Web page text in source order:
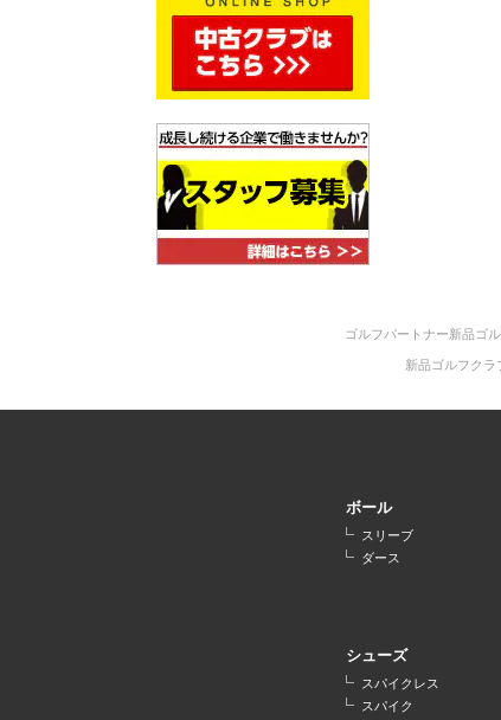
ゴルフパートナー新品ゴ
新品ゴルフク
ボール
スリーブ
ダース
シューズ
スパイクレス
スパイク